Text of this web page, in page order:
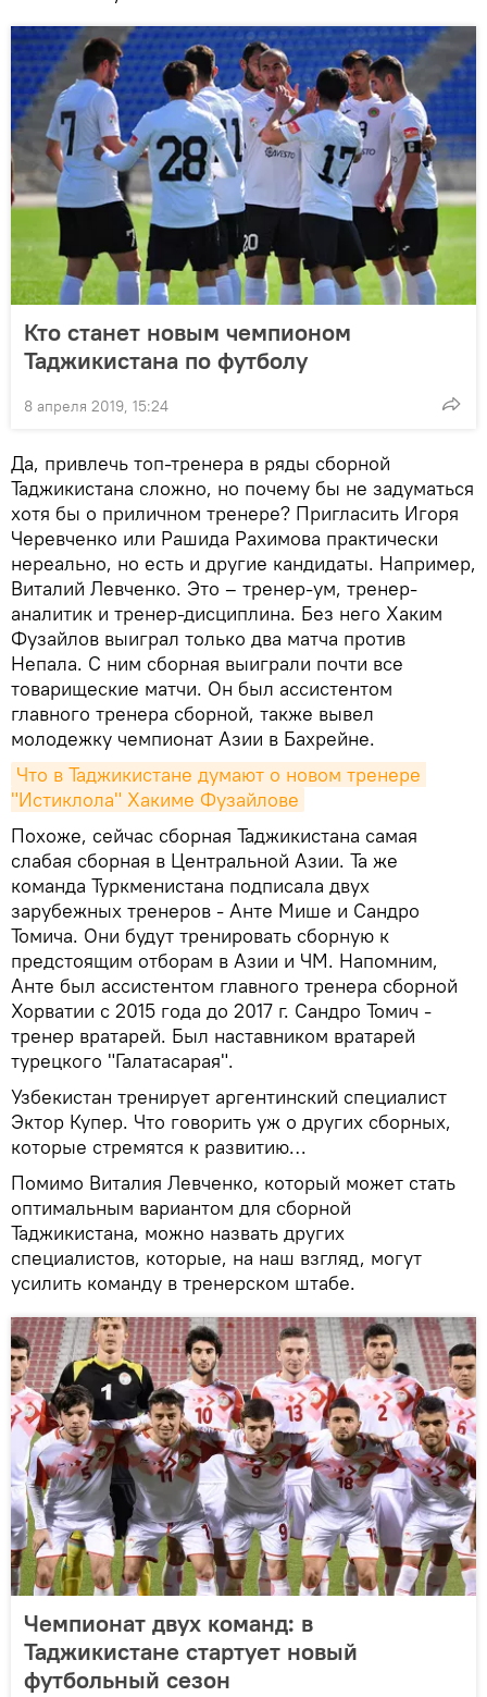
Кто станет новым чемпионом
Таджикистана по футболу
8 апреля 2019, 15:24
Да, привлечь топ-тренера в ряды сборной
Таджикистана сложно, но почему бы не задуматься
хотя бы о приличном тренере? Пригласить Игоря
Черевченко или Рашида Рахимова практически
нереально, но есть и другие кандидаты. Например,
Виталий Левченко. Это – тренер-ум, тренер-
аналитик и тренер-дисциплина. Без него Хаким
Фузайлов выиграл только два матча против
Непала. С ним сборная выиграли почти все
товарищеские матчи. Он был ассистентом
главного тренера сборной, также вывел
молодежку чемпионат Азии в Бахрейне.
Что в Таджикистане думают о новом тренере
"Истиклола" Хакиме Фузайлове
Похоже, сейчас сборная Таджикистана самая
слабая сборная в Центральной Азии. Та же
команда Туркменистана подписала двух
зарубежных тренеров - Анте Мише и Сандро
Томича. Они будут тренировать сборную к
предстоящим отборам в Азии и ЧМ. Напомним,
Анте был ассистентом главного тренера сборной
Хорватии с 2015 года до 2017 г. Сандро Томич -
тренер вратарей. Был наставником вратарей
турецкого "Галатасарая".
Узбекистан тренирует аргентинский специалист
Эктор Купер. Что говорить уж о других сборных,
которые стремятся к развитию…
Помимо Виталия Левченко, который может стать
оптимальным вариантом для сборной
Таджикистана, можно назвать других
специалистов, которые, на наш взгляд, могут
усилить команду в тренерском штабе.
Чемпионат двух команд: в
Таджикистане стартует новый
футбольный сезон